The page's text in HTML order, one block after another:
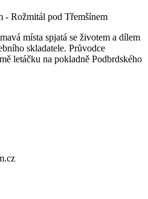
- Rožmitál pod Třemšínem
místa spjatá se životem a dílem
skladatele. Průvodce
letáčku na pokladně Podbrdského